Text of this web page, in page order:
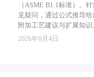
（ASME B1.1标准）。
见疑问，通过公式推导
附加工艺建议与扩展知识
2026年8月4日